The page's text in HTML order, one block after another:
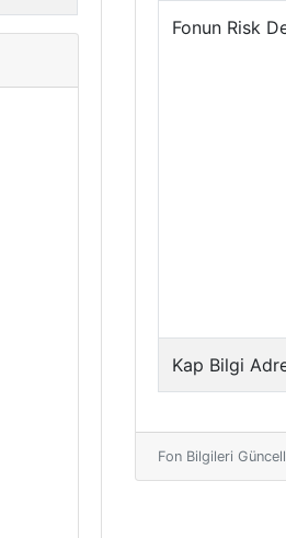
Fonun Risk
Kap Bilgi
Fon Bilgileri